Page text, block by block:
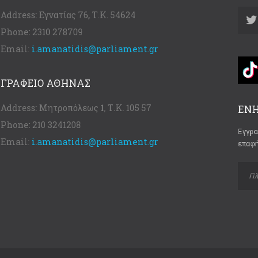
Address: Εγνατίας 76, Τ.Κ. 54624
Phone: 2310 278709
Email: i.amanatidis@parliament.gr
ΓΡΑΦΕΊΟ ΑΘΉΝΑΣ
Address: Μητροπόλεως 1, Τ.Κ. 105 57
Phone: 210 3241208
Email: i.amanatidis@parliament.gr